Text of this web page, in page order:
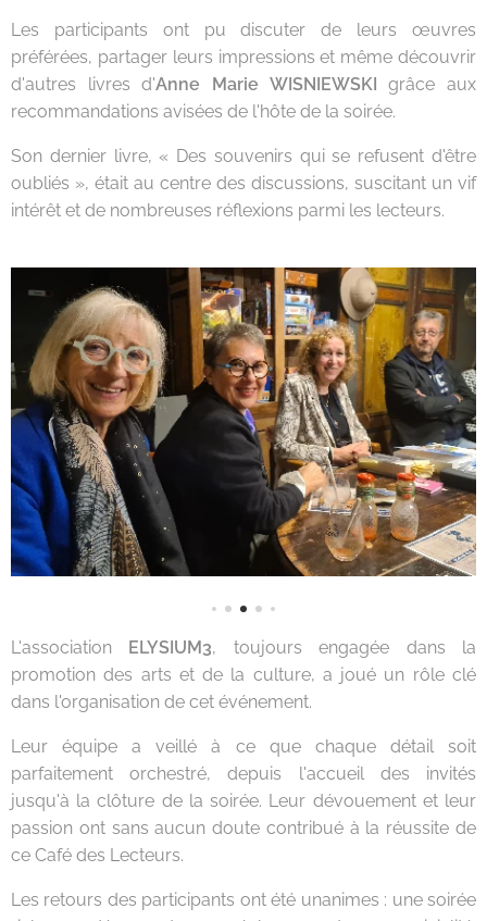
Les participants ont pu discuter de leurs œuvres
préférées, partager leurs impressions et même découvrir
d'autres livres d'Anne Marie WISNIEWSKIgrâce aux
recommandations avisées de l'hôte de la soirée.
Son dernier livre, « Des souvenirs qui se refusent d'être
oubliés », était au centre des discussions, suscitant un vif
intérêt et de nombreuses réflexions parmi les lecteurs.
L'association ELYSIUM3, toujours engagée dans la
promotion des arts et de la culture, a joué un rôle clé
dans l'organisation de cet événement.
Leur équipe a veillé à ce que chaque détail soit
parfaitement orchestré, depuis l'accueil des invités
jusqu'à la clôture de la soirée. Leur dévouement et leur
passion ont sans aucun doute contribué à la réussite de
ce Café des Lecteurs.
Les retours des participants ont été unanimes : une soirée